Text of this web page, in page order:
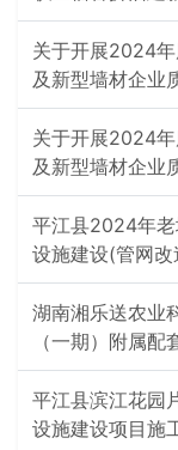
关于开展2024
及新型墙材企业
关于开展2024
及新型墙材企业
平江县2024年
设施建设(管网改
湖南湘乐送农业
（一期）附属配
平江县滨江花园
设施建设项目施